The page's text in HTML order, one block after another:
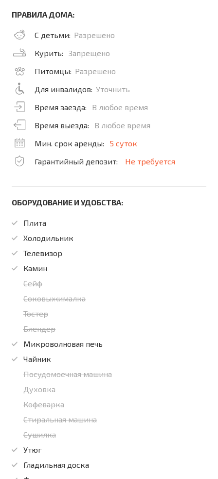
ПРАВИЛА ДОМА:
С детьми: Разрешено
Курить:
Запрещено
Питомцы: Разрешено
Для инвалидов: Уточнить
Время заезда:
В любое время
Время выезда:
В любое время
Мин. срок аренды:
5 суток
Гарантийный депозит:
Не требуется
ОБОРУДОВАНИЕ И УДОБСТВА:
Плита
Холодильник
Телевизор
Камин
Сейф
Соковыжималка
Тостер
Блендер
Микроволновая печь
Чайник
Посудомоечная машина
Духовка
Кофеварка
Стиральная машина
Сушилка
Утюг
Гладильная доска